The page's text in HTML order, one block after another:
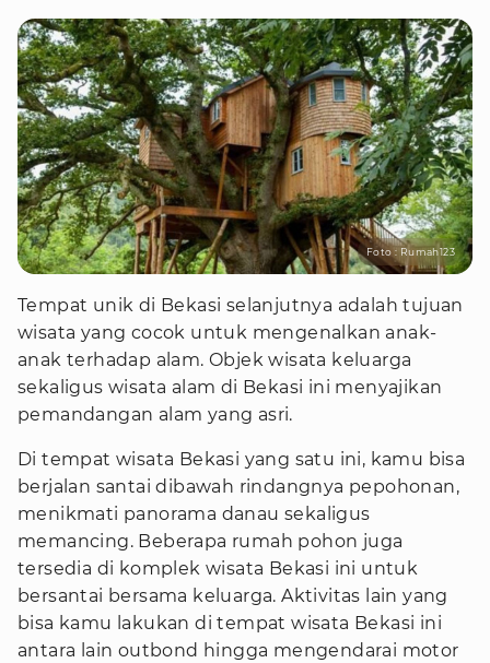
Foto : Rumah123
Tempat unik di Bekasi selanjutnya adalah tujuan
wisata yang cocok untuk mengenalkan anak-
anak terhadap alam. Objek wisata keluarga
sekaligus wisata alam di Bekasi ini menyajikan
pemandangan alam yang asri.
Di tempat wisata Bekasi yang satu ini, kamu bisa
berjalan santai dibawah rindangnya pepohonan,
menikmati panorama danau sekaligus
memancing. Beberapa rumah pohon juga
tersedia di komplek wisata Bekasi ini untuk
bersantai bersama keluarga. Aktivitas lain yang
bisa kamu lakukan di tempat wisata Bekasi ini
antara lain outbond hingga mengendarai motor